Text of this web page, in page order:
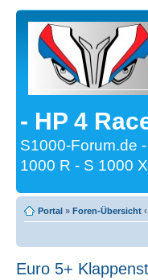
- HP 4
S1000-Forum.de
1000 R - S 1000
Portal » Foren-Übersicht ‹
Euro 5+